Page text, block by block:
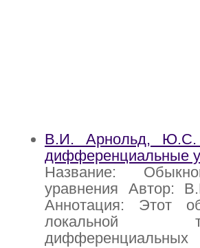
В.И. Арнольд, Ю.С.
дифференциальные
Название:
уравнения Автор:
Аннотация: Этот
локальной
дифференциальных